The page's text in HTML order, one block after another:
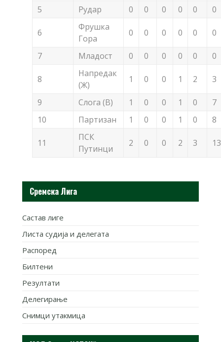
5
Рудар 0 0 0 0 0 0
6
Фрушка
Гора
0 0 0 0 0 0
7 Младост 0 0 0 0 0 0
8
Напредак
(Ж)
1 0 0 1 2 3
9 Слога (В) 1 0 0 1 0
7
10
Партизан 1 0 0 1 0 8
11
ПСК
Путинци
2 0 0 2 3 13
Сремска Лига
Састав лиге
Листа судија и делегата
Распоред
Билтени
Резултати
Делегирање
Снимци утакмица